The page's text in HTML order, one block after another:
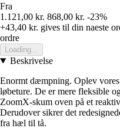
Fra
1.121,00 kr. 868,00 kr. -23%
+43,40 kr. gives til din naeste
ordre
Loading...
Beskrivelse
Enormt dæmpning. Oplev
løbeture. De er mere fleksible
ZoomX-skum oven på et
Derudover sikrer det
fra hæl til tå.